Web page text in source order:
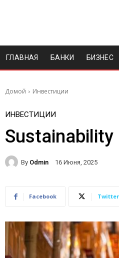
ГЛАВНАЯ БАНКИ БИЗНЕС
Домой Инвестиции
ИНВЕСТИЦИИ
By Odmin 16 Июня, 2025
Facebook Twitter